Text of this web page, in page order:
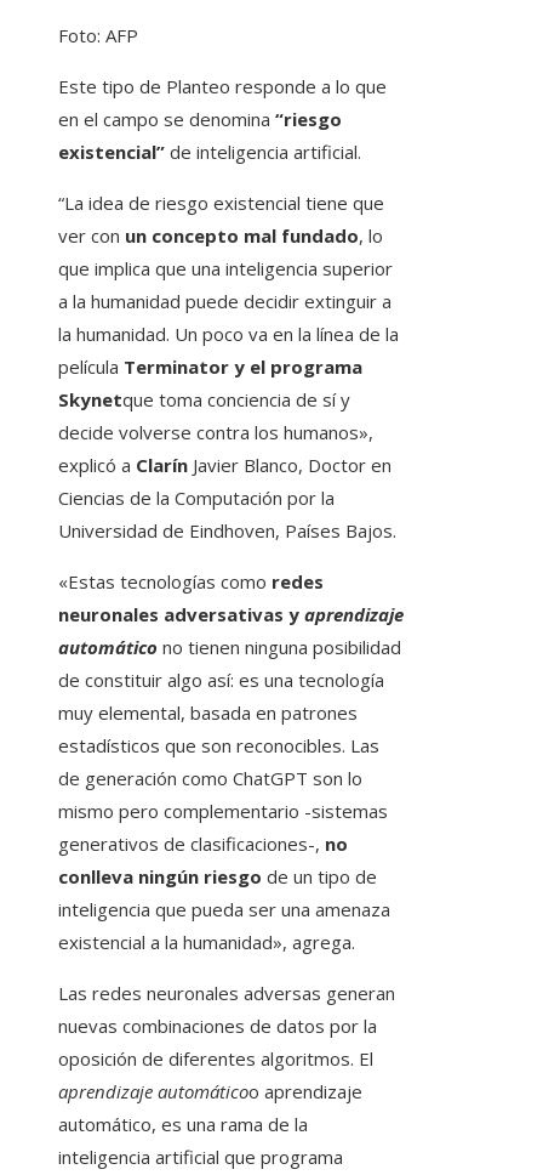
Foto: AFP
Este tipo de Planteo responde a lo que
en el campo se denomina “riesgo
existencial” de inteligencia artificial.
“La idea de riesgo existencial tiene que
ver con un concepto mal fundado, lo
que implica que una inteligencia superior
a la humanidad puede decidir extinguir a
la humanidad. Un poco va en la línea de la
película Terminator y el programa
Skynetque toma conciencia de sí y
decide volverse contra los humanos»,
explicó a Clarín Javier Blanco, Doctor en
Ciencias de la Computación por la
Universidad de Eindhoven, Países Bajos.
«Estas tecnologías como redes
neuronales adversativas y aprendizaje
automático no tienen ninguna posibilidad
de constituir algo así: es una tecnología
muy elemental, basada en patrones
estadísticos que son reconocibles. Las
de generación como ChatGPT son lo
mismo pero complementario -sistemas
generativos de clasificaciones-, no
conlleva ningún riesgo de un tipo de
inteligencia que pueda ser una amenaza
existencial a la humanidad», agrega.
Las redes neuronales adversas generan
nuevas combinaciones de datos por la
oposición de diferentes algoritmos. El
aprendizaje automáticoo aprendizaje
automático, es una rama de la
inteligencia artificial que programa